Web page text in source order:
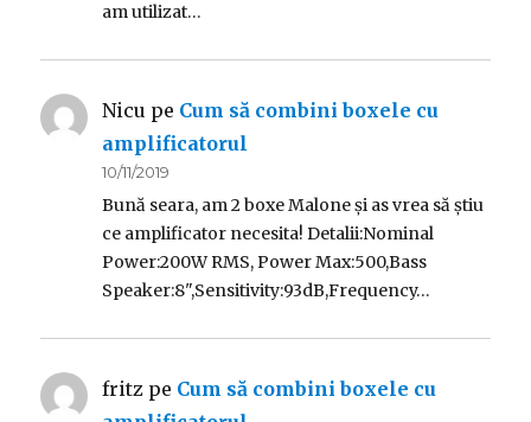
am utilizat…
Nicu pe Cum să combini boxele cu
amplificatorul
10/11/2019
Bună seara, am 2 boxe Malone și as vrea să știu
ce amplificator necesita! Detalii:Nominal
Power:200W RMS, Power Max:500,Bass
Speaker:8",Sensitivity:93dB,Frequency…
fritz pe Cum să combini boxele cu